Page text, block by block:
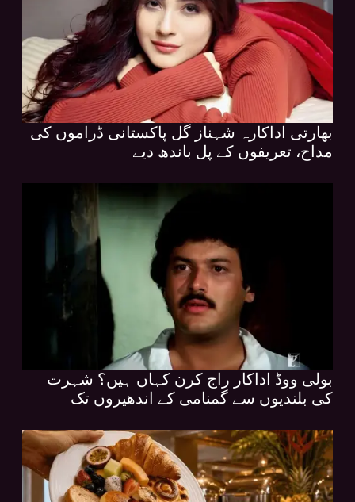
بھارتی اداکارہ شہناز گل پاکستانی ڈراموں کی
مداح، تعریفوں کے پل باندھ دیے
بولی ووڈ اداکار راج کرن کہاں ہیں؟ شہرت
کی بلندیوں سے گمنامی کے اندھیروں تک